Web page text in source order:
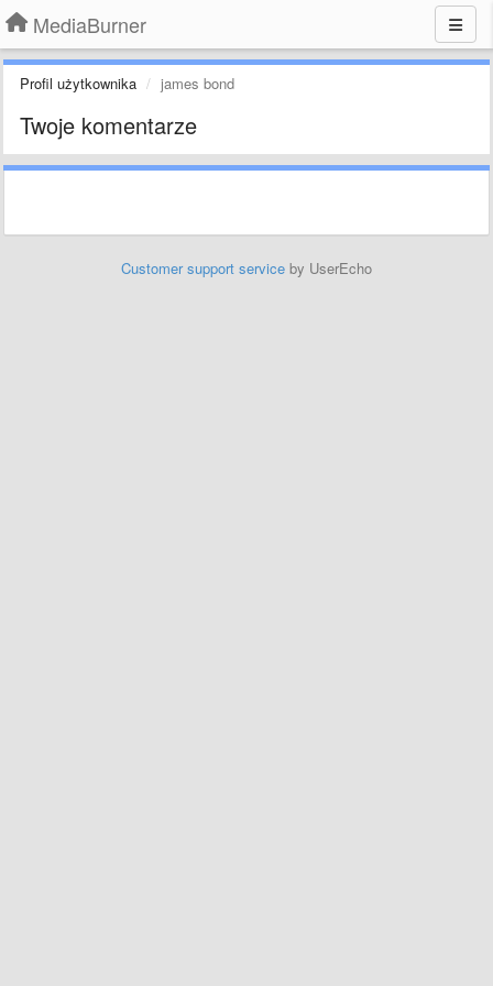
MediaBurner
Profil użytkownika james bond
Twoje komentarze
Customer support service by UserEcho